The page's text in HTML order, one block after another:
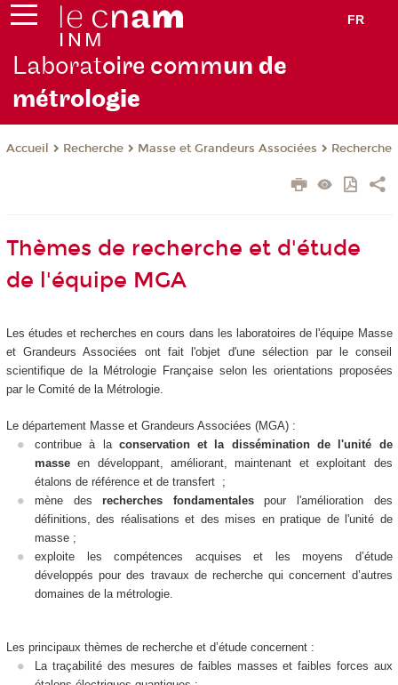
FR
Laboratoire commun de
métrologie
Accueil Recherche Masse et Grandeurs Associées Recherche
Thèmes de recherche et d'étude
de l'équipe MGA
Les études et recherches en cours dans les laboratoires de l'équipe Masse
et Grandeurs Associées ont fait l'objet d'une sélection par le conseil
scientifique de la Métrologie Française selon les orientations proposées
par le Comité de la Métrologie.
Le département Masse et Grandeurs Associées (MGA) :
contribue à la conservation et la dissémination de l'unité de
masse en développant, améliorant, maintenant et exploitant des
étalons de référence et de transfert ;
mène desrecherches fondamentalespour l'amélioration des
définitions, des réalisations et des mises en pratique de l'unité de
masse ;
exploite les compétences acquises et les moyens d’étude
développés pour des travaux de recherche qui concernent d’autres
domaines de la métrologie.
Les principaux thèmes de recherche et d’étude concernent :
La traçabilité des mesures de faibles masses et faibles forces aux